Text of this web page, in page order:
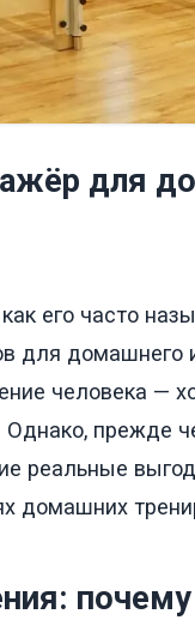
для
его часто
для домашнего
человека —
Однако, прежде
реальные
домашних
почему